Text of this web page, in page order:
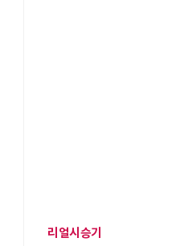
리얼시승기